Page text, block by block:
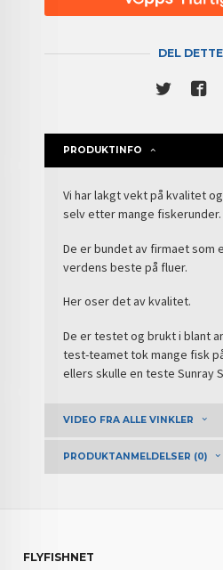
DEL DETTE
PRODUKTINFO
Vi har lakgt vekt på kvalitet
selv etter mange fiskerunder.
De er bundet av firmaet som
verdens beste på fluer.
Her oser det av kvalitet.
De er testet og brukt i blant
test-teamet tok mange fisk
ellers skulle en teste Sunray
VIDEO FRA ALLE VINKLER
PRODUKTANMELDELSER (0)
FLYFISHNET